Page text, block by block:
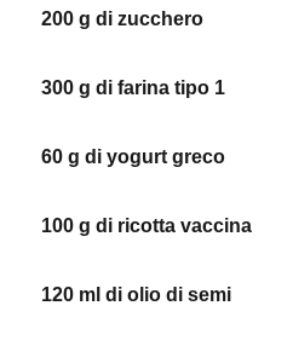
200g di zucchero
300 g di farina tipo 1
60 g di yogurt greco
100 g di ricotta vaccina
120 ml di olio di semi